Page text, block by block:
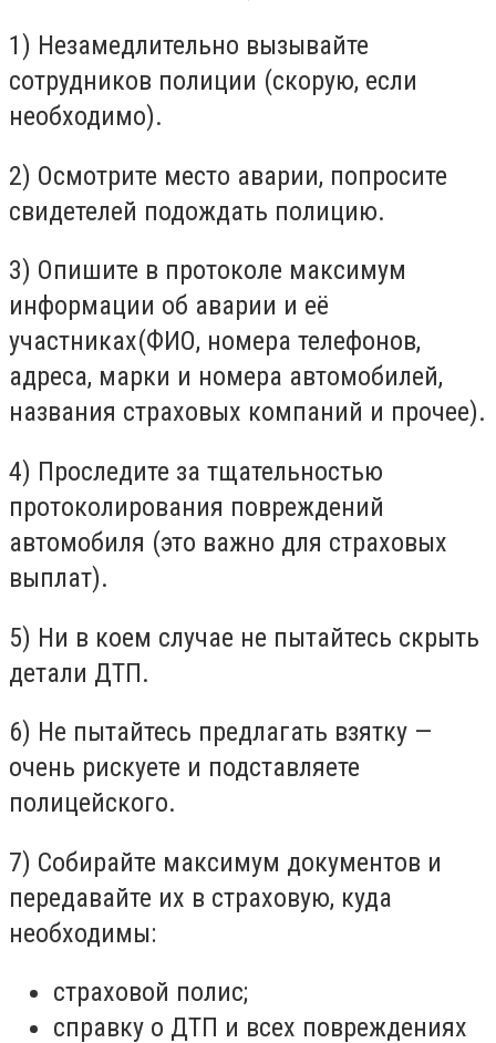
1) Незамедлительно вызывайте
сотрудников полиции (скорую, если
необходимо).
2) Осмотрите место аварии, попросите
свидетелей подождать полицию.
3) Опишите в протоколе максимум
информации об аварии и её
участниках(ФИО, номера телефонов,
адреса, марки и номера автомобилей,
названия страховых компаний и прочее).
4) Проследите за тщательностью
протоколирования повреждений
автомобиля (это важно для страховых
выплат).
5) Ни в коем случае не пытайтесь скрыть
детали ДТП.
6) Не пытайтесь предлагать взятку —
очень рискуете и подставляете
полицейского.
7) Собирайте максимум документов и
передавайте их в страховую, куда
необходимы:
страховой полис;
справку о ДТП и всех повреждениях